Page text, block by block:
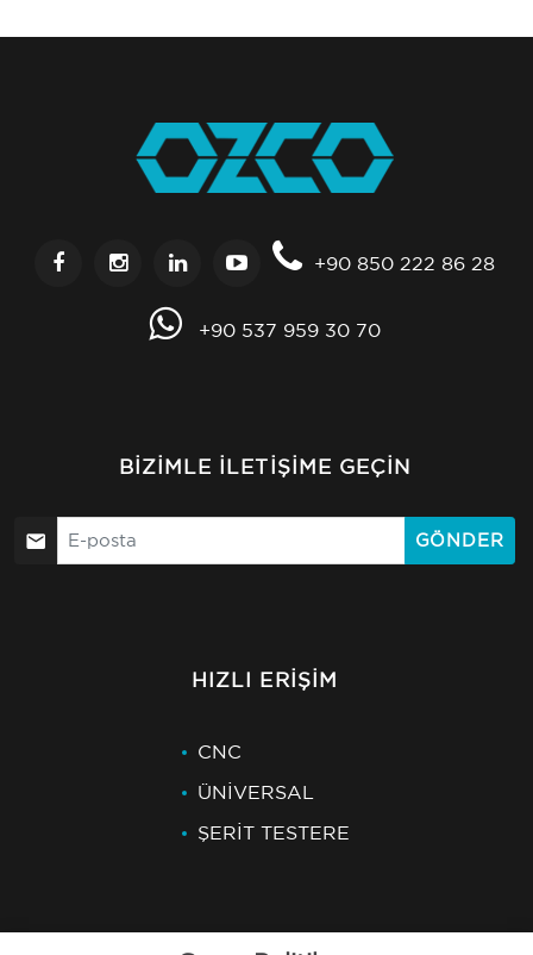
+90 850 222 86 28
+90 537 959 30 70
BIZIMLE İLETIŞIME GEÇIN
GÖNDER
HIZLI ERIŞIM
CNC
ÜNİVERSAL
ŞERİT TESTERE